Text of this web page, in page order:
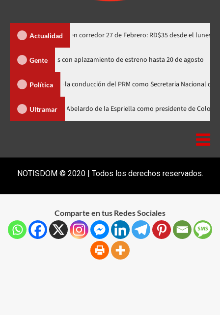
Actualidad
integrada en corredor 27 de Febrero: RD$35 desde el lunes
Gente
de Spider-Man indignados con aplazamiento de estreno hasta 20 de
Política
línea de la conducción del PRM como Secretaria Nacional de
Ultramar
participa en la investidura de Abelardo de la Espriella como
NOTISDOM © 2020 | Todos los derechos reservados.
Comparte en tus Redes Sociales